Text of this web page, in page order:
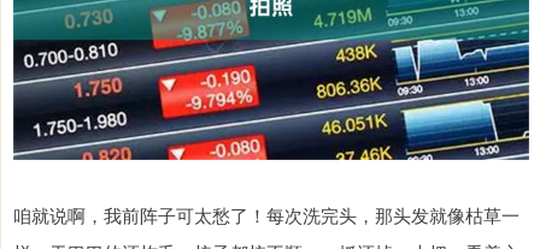
咱就说啊，我前阵子可太愁了！每次洗完头，那头发就像枯草一